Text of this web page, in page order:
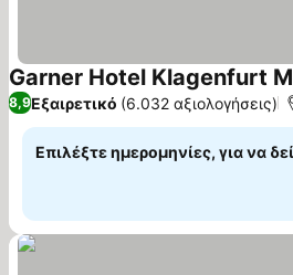
Garner Hotel Klagenfurt
8,9Εξαιρετικό (6.032 αξιολογήσεις)
Επιλέξτε ημερομηνίες, για να